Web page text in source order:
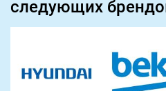
следующих